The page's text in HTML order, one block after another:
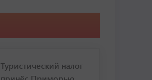
Туристический налог